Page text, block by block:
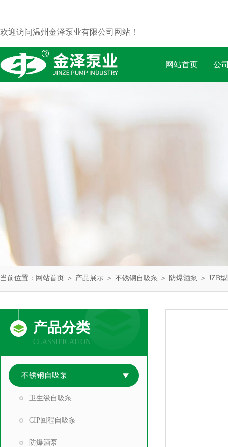
欢迎访问温州金泽泵业有限公司网站！
网站首页 公
当前位置： 网站首页 ＞ 产品展示 ＞ 不锈钢自吸泵 ＞ 防爆酒泵 ＞ JZB
产品分类
CLASSIFICATION
不锈钢自吸泵
卫生级自吸泵
CIP回程自吸泵
防爆酒泵